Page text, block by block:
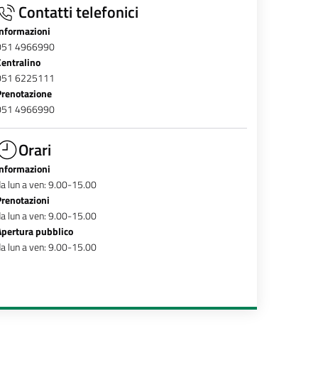
Contatti telefonici
4966990
6225111
4966990
Orari
lun a ven: 9.00-15.00
lun a ven: 9.00-15.00
pubblico
lun a ven: 9.00-15.00